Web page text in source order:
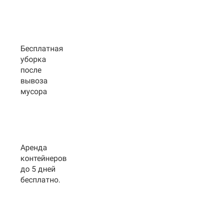
Бесплатная
уборка
после
вывоза
мусора
Аренда
контейнеров
до 5 дней
бесплатно.